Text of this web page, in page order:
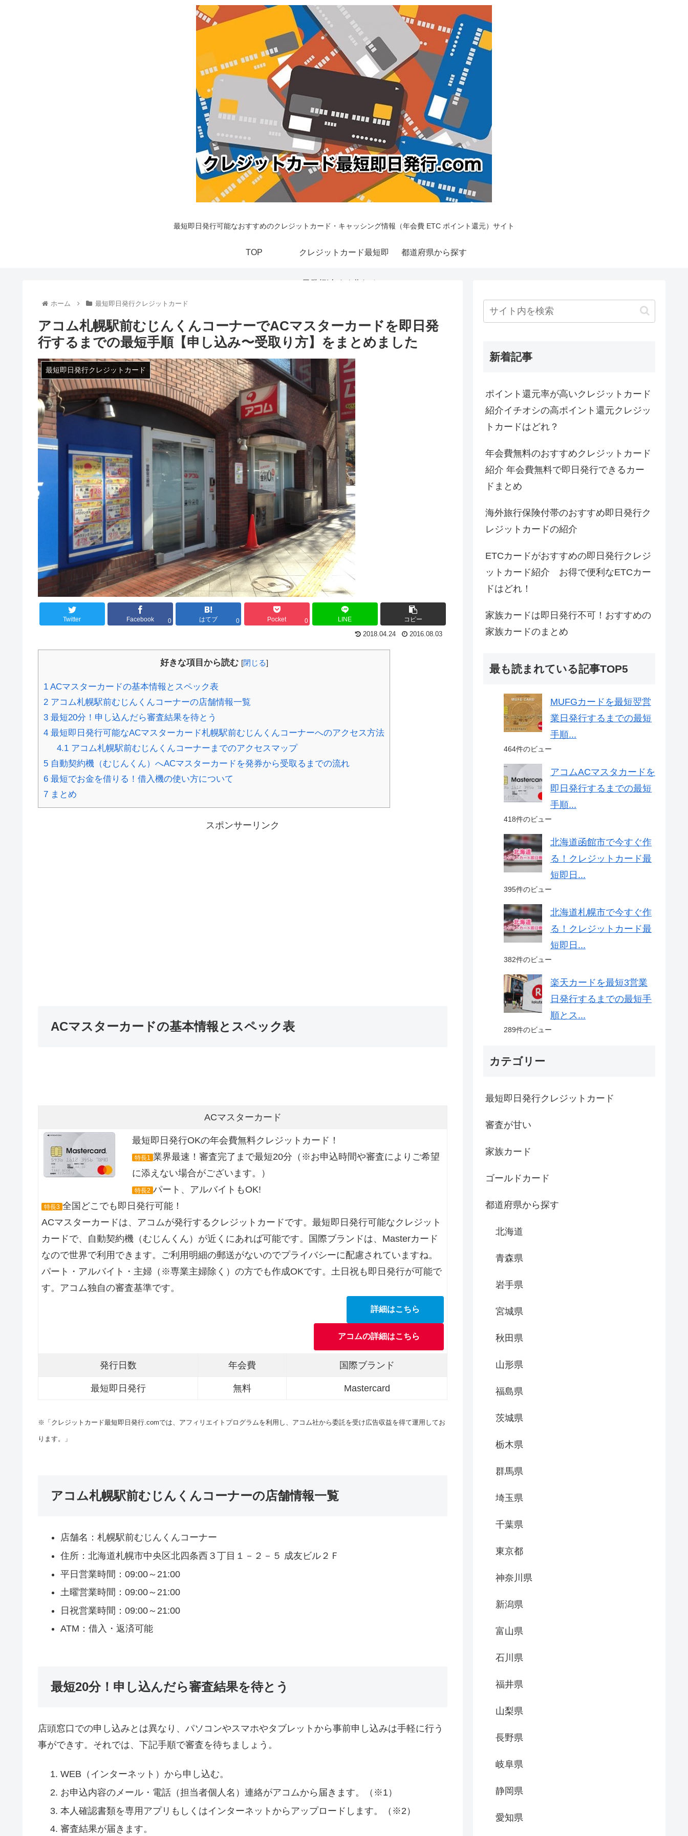
最短即日発行可能なおすすめのクレジットカード・キャッシング情報（年会費 ETC ポイント還元）サイト
TOP クレジットカード最短即
日発行|今すぐ作れる！
ドを紹介
都道府県から探す
ホーム 最短即日発行クレジットカード
アコム札幌駅前むじんくんコーナーでACマスターカードを即日発
行するまでの最短手順【申し込み〜受取り方】をまとめました
最短即日発行クレジットカード
Twitter Facebook 0 はてブ 0 Pocket 0 LINE コピー
2018.04.24 2016.08.03
好きな項目から読む [閉じる]
1 ACマスターカードの基本情報とスペック表
2 アコム札幌駅前むじんくんコーナーの店舗情報一覧
3 最短20分！申し込んだら審査結果を待とう
4 最短即日発行可能なACマスターカード札幌駅前むじんくんコーナーへのアクセス方法
4.1アコム札幌駅前むじんくんコーナーまでのアクセスマップ
5 自動契約機（むじんくん）へACマスターカードを発券から受取るまでの流れ
6 最短でお金を借りる！借入機の使い方について
7 まとめ
スポンサーリンク
ACマスターカードの基本情報とスペック表
ACマスターカード
最短即日発行OKの年会費無料クレジットカード！
特長1 業界最速！審査完了まで最短20分（※お申込時間や審査によりご希望
に添えない場合がございます。）
特長2 パート、アルバイトもOK!
特長3 全国どこでも即日発行可能！
ACマスターカードは、アコムが発行するクレジットカードです。最短即日発行可能なクレジット
カードで、自動契約機（むじんくん）が近くにあれば可能です。国際ブランドは、Masterカード
なので世界で利用できます。ご利用明細の郵送がないのでプライバシーに配慮されていますね。
パート・アルバイト・主婦（※専業主婦除く）の方でも作成OKです。土日祝も即日発行が可能で
す。アコム独自の審査基準です。
詳細はこちら
アコムの詳細はこちら
発行日数 年会費 国際ブランド
最短即日発行 無料 Mastercard
※「クレジットカード最短即日発行.comでは、アフィリエイトプログラムを利用し、アコム社から委託を受け広告収益を得て運用してお
ります。」
アコム札幌駅前むじんくんコーナーの店舗情報一覧
店舗名：札幌駅前むじんくんコーナー
住所：北海道札幌市中央区北四条西３丁目１－２－５ 成友ビル２Ｆ
平日営業時間：09:00～21:00
土曜営業時間：09:00～21:00
日祝営業時間：09:00～21:00
ATM：借入・返済可能
最短20分！申し込んだら審査結果を待とう
店頭窓口での申し込みとは異なり、パソコンやスマホやタブレットから事前申し込みは手軽に行う
事ができす。それでは、下記手順で審査を待ちましょう。
WEB（インターネット）から申し込む。
お申込内容のメール・電話（担当者個人名）連絡がアコムから届きます。（※1）
本人確認書類を専用アプリもしくはインターネットからアップロードします。（※2）
審査結果が届きます。
新着記事
ポイント還元率が高いクレジットカード
紹介イチオシの高ポイント還元クレジッ
トカードはどれ？
年会費無料のおすすめクレジットカード
紹介 年会費無料で即日発行できるカー
ドまとめ
海外旅行保険付帯のおすすめ即日発行ク
レジットカードの紹介
ETCカードがおすすめの即日発行クレジ
ットカード紹介 お得で便利なETCカー
ドはどれ！
家族カードは即日発行不可！おすすめの
家族カードのまとめ
最も読まれている記事TOP5
MUFGカードを最短翌営
業日発行するまでの最短
手順...
464件のビュー
アコムACマスタカードを
即日発行するまでの最短
手順...
418件のビュー
北海道函館市で今すぐ作
る！クレジットカード最
短即日...
395件のビュー
北海道札幌市で今すぐ作
る！クレジットカード最
短即日...
382件のビュー
楽天カードを最短3営業
日発行するまでの最短手
順とス...
289件のビュー
カテゴリー
最短即日発行クレジットカード
審査が甘い
家族カード
ゴールドカード
都道府県から探す
北海道
青森県
岩手県
宮城県
秋田県
山形県
福島県
茨城県
栃木県
群馬県
埼玉県
千葉県
東京都
神奈川県
新潟県
富山県
石川県
福井県
山梨県
長野県
岐阜県
静岡県
愛知県